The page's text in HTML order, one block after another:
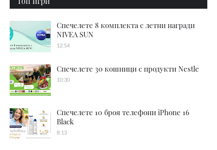
Спечелете 8 комплекта с летни награди
NIVEA SUN
12:54
Спечелете 30 кошници с продукти Nestle
10:30
Спечелете 10 броя телефони iPhone 16
Black
8:13